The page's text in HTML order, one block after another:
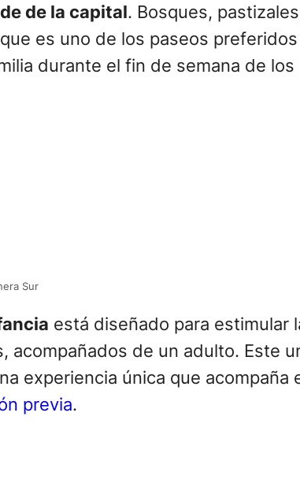
de la capital. Bosques,
es uno de los paseos preferidos
durante el fin de semana de
Sur
está diseñado para estimular
acompañados de un adulto. Este
experiencia única que acompaña
previa.